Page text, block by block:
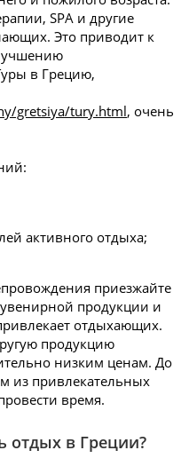
SPA и другие
Это приводит к
в Грецию,
gretsiya/tury.html, очень
активного отдыха;
приезжайте
продукции и
отдыхающих.
продукцию
низким ценам. До
из привлекательных
время.
отдых в Греции?